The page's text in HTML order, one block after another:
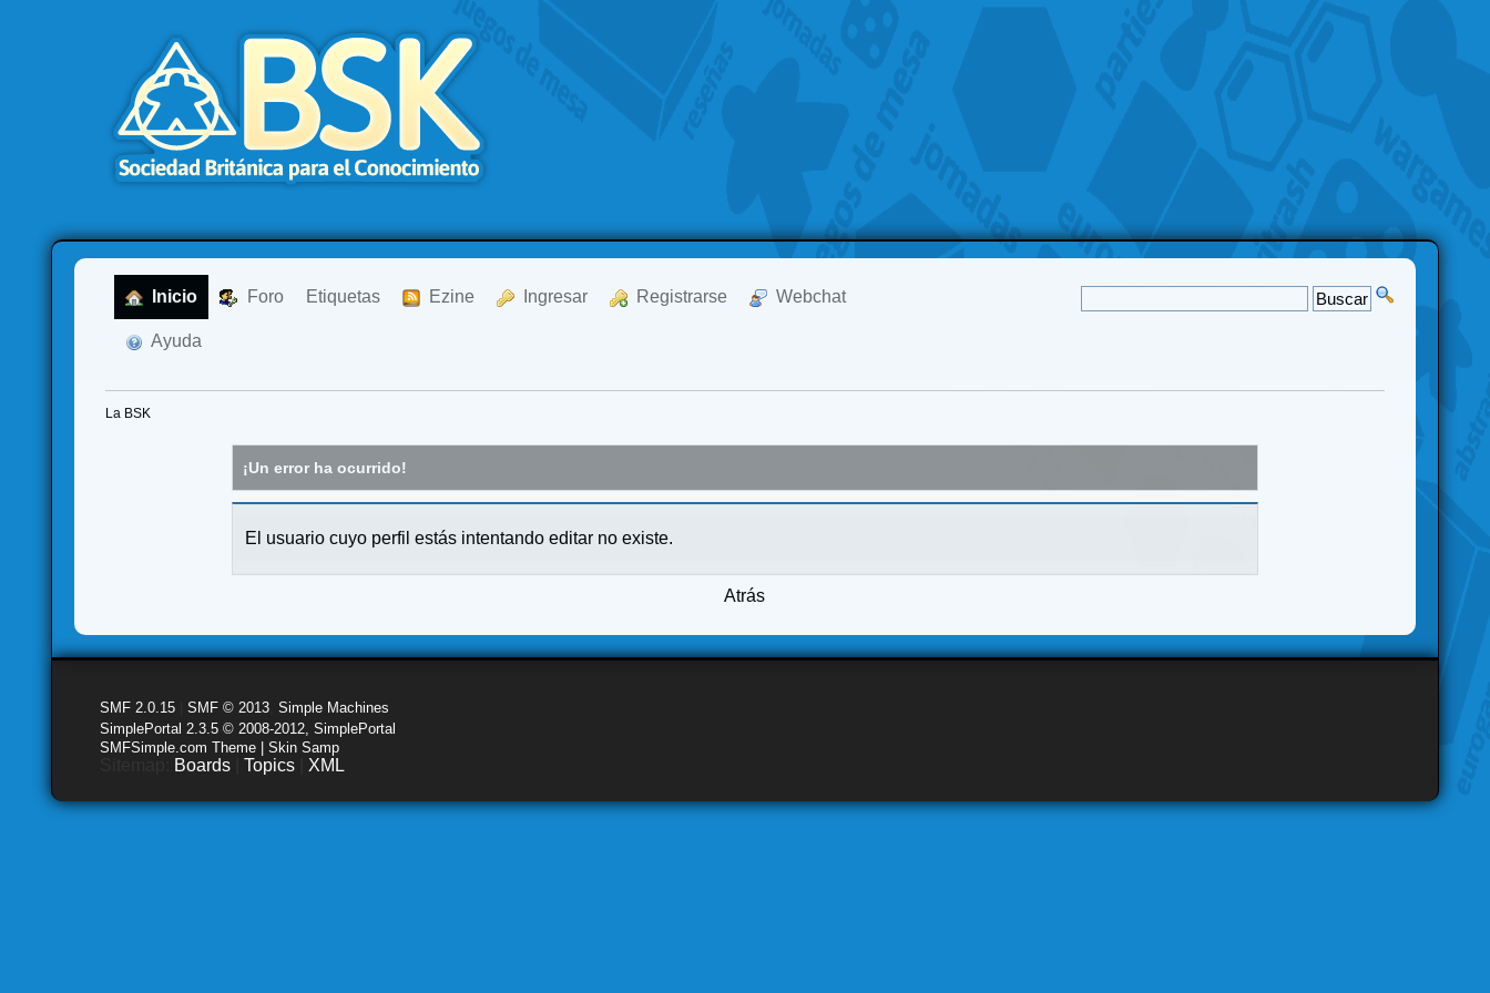
Inicio Foro Etiquetas Ezine Ingresar Registrarse Webchat
Ayuda
La BSK
¡Un error ha ocurrido!
El usuario cuyo perfil estás intentando editar no existe.
Atrás
SMF 2.0.15 |SMF © 2013 ,Simple Machines
SimplePortal 2.3.5 © 2008-2012, SimplePortal
SMFSimple.com Theme | Skin Samp
Boards |Topics XML